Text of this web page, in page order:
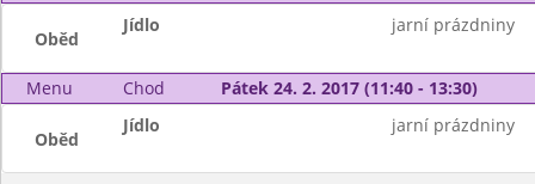
Oběd
Jídlo jarní prázdniny
Menu Chod Pátek 24. 2. 2017 (11:40 - 13:30)
Oběd
Jídlo jarní prázdniny